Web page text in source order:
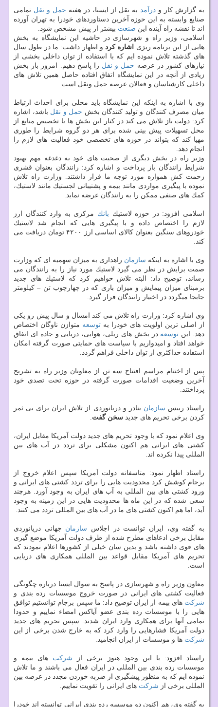
به گزارش كار و درآمد به نقل از ایسنا، در هفته حمل و نقل تمامی
صنایع وابسته به این حوزه آخرین دستاوردهای خودرا به تهران آورده
اند تا نقشه راه آینده این صنعت بیشتر از پیش مشخص شود.
اسلامی، وزیر راه و شهرسازی در حاشیه این نمایشگاه به بخش
هایی از این برنامه ریزی
اشاره كردو اظهار داشت: ما در طول سال
های گذشته تلاش نموده ایم كه با استفاده از توان داخلی بخشی از
نیازهای كشور در عرصه حمل و نقل را پاسخ دهیم. امروز باز بخش
زیادی از آنچه در این نمایشگاه اتفاق افتاده حاصل همین تلاش های
داخلی كارشناسان و فعالان عرصه حمل ونقل است.
وی با اشاره به اینكه این نمایشگاه باید محلی برای احداث ارتباط
میان مصرف كنندگان و تولید كنندگان بخش حمل و نقل باشد، اشاره
كرد: دولت باز تلاش می كند در كنار این بخش ها با تخصیص منابع از
محل تسهیلات پیش بینی شده برای هر دو گروه شرایط را طوری
مهیا كند كه بتواند در حوزه های تخصصی خود فعالیت های لازم را
انجام دهد.
وزیر راه در بخش دیگری از صحبت های خود به دغدغه مهم بهبود
شرایط رانندگان باز پرداخت و اشاره كرد: رانندگان بعنوان قشری
زحمت كش همواره مورد توجه ما قرار داشتند. وزارت راه تلاش
نموده با پیگیری مواردی مانند بیمه و پشتیبانی لجستیك مانند لاستیك،
كمك های صنفی ممكن را به رانندگان عرضه نماید.
اسلامی افزود: در حوزه لاستیك بانك مركزی به وارد كنندگان ارز
لازم را اختصاص داده و با پیگیری هایی كه انجام شد لاستیك
خودروهای سنگین بعنوان كالای اساسی ارز ۴۲۰۰ تومان دریافت می
كند.
وی با اشاره به اینكه سازمان راهداری به میزان سهمیه ای كه وزارت
صمت برایش در نظر می گیرد لاستیك مورد نیاز را به رانندگان می
رساند، توضیح داد: البته تلاش خواهیم كرد كه لاستیك های جدید
برمبنای میزان پیمایش و میزان باری كه در چهارچوب تن – كیلومتر
جابجا میگردد در اختیار رانندگان قرار گیرد.
وی اشاره كرد: وزارت راه تلاش می كند امسال و سال پیش رو یكی
از اصلی ترین اولویت های خودرا به توسعه متوازن ناوگان اختصاص
دهد. این توسعه در بخش های ریلی، هوایی، دریایی و جاده ای اتفاق
خواهد افتاد و امیدواریم با سیاست های حمایتی صورت گرفته امكان
استفاده حداكثری از توان داخلی فراهم گردد.
پس از اختتام مراسم افتتاح سه تن از معاونان وزیر راه به تشریح
آخرین وضعیت اقدامات صورت گرفته در حوزه تحت تصدی خود
پرداختند.
راستاد رییس سازمان بنادر و دریانوردی از تلاش ایران برای بی ثمر
كردن برخی تحریم های جدید سخن گفت
وی اعلام نمود كه با وجود تحریم های جدید دولت آمریكا مقابل ایران،
كشتی های ایرانی هم اكنون مشكلی برای تردد در آب های بین
المللی پیدا نكرده اند.
راستاد اظهار نمود: متاسفانه دولت آمریكا سپس اعلام خروج از
برجام كوشش كرد محدودیت هایی را برای تردد كشتی های ایرانی و
ورود كشتی های بین المللی به آب های ایران به وجود آورد. هرچند
سعی شده كه در این ماه ها محدودیت هایی در این زمینه به وجود
آید، اما هم اكنون كشتی های ما در آب های بین المللی تردد می كنند.
به گفته وی، ایران توانست در اجلاس سازمان جهانی دریانوردی
مقابل برخی ادعاهای مطرح شده از طرف دولت آمریكا موضع گیری
های قوی داشته باشد و بدین سان خیلی از كشورها اعلام نمودند كه
تحریم های آمریكا مقابل قواعد بین المللی همكاری های دریایی
است.
معاون وزیر راه و شهرسازی در پاسخ به سوال ایسنا درباره چگونگی
فعالیت كشتی های ایرانی در صورت خروج موسسات رده بندی و
شركت های بیمه از ایران توضیح داد: ما سپس برجام توانستیم توافق
هایی را با موسسات رده بندی عضو آیاكس امضاء نماییم و حدودا
تمامی آنها برای همكاری وارد ایران شدند. سپس تحریم های جدید
دولت آمریكا فشارهایی را وارد كرد كه به خارج شدن برخی از این
شركت ها و موسسات از ایران انجامید.
راستاد افزود: با این وجود هنوز برخی از شركت های بیمه و
موسسات رده بندی بین المللی در ایران فعال می باشند و ما تلاش
نموده ایم كه به منظور پیشگیری از ضربه خوردن مجدد در عرصه بین
المللی برخی از شركت های ایرانی را تقویت نماییم.
به گفته وی، هم اكنون دو موسسه رده بندی ایرانی توانسته اند خودرا